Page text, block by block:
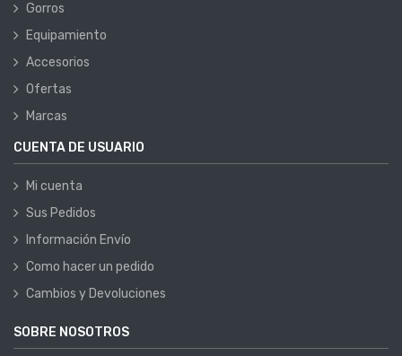
Gorros
Equipamiento
Accesorios
Ofertas
Marcas
CUENTA DE USUARIO
Mi cuenta
Sus Pedidos
Información Envío
Como hacer un pedido
Cambios y Devoluciones
SOBRE NOSOTROS